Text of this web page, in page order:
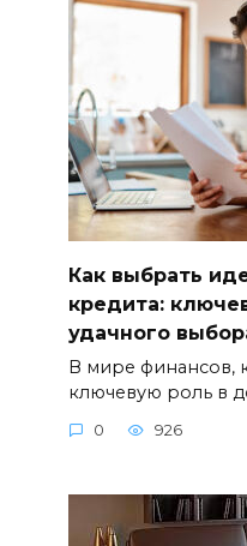
Как выбрать
кредита:
удачного
В мире финансов,
ключевую роль в
0 926